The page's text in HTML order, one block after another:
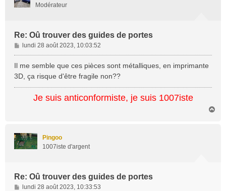
Modérateur
Re: Oû trouver des guides de portes
M
e
s
s
a
g
lundi 28 août 2023, 10:03:52
Il me semble que ces pièces sont métalliques, en imprimante
3D, ça risque d'être fragile non??
Je suis anticonformiste, je suis 1007iste
Pingoo
1007iste d'argent
Re: Oû trouver des guides de portes
M
lundi 28 août 2023, 10:33:53